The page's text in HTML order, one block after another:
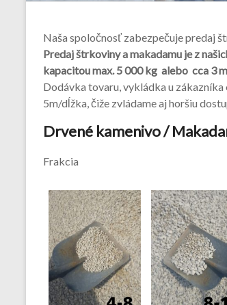
Naša spoločnosť zabezpečuje predaj
Predaj štrkoviny a makadamu je z
kapacitou max. 5 000 kg alebo cca 3
Dodávka tovaru, vykládka u
5m/dĺžka, čiže zvládame aj horšiu
Drvené kamenivo /
Frakcia